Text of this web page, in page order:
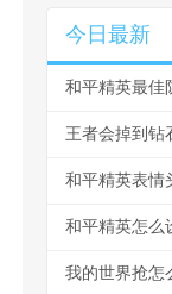
今日最新
和平精英最佳
王者会掉到钻
和平精英表情
和平精英怎么
我的世界抢怎